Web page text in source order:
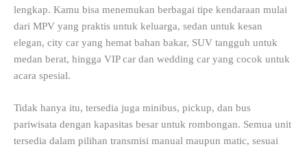
lengkap. Kamu bisa menemukan berbagai tipe kendaraan mulai
dari MPV yang praktis untuk keluarga, sedan untuk kesan
elegan, city car yang hemat bahan bakar, SUV tangguh untuk
medan berat, hingga VIP car dan wedding car yang cocok untuk
acara spesial.
Tidak hanya itu, tersedia juga minibus, pickup, dan bus
pariwisata dengan kapasitas besar untuk rombongan. Semua unit
tersedia dalam pilihan transmisi manual maupun matic, sesuai